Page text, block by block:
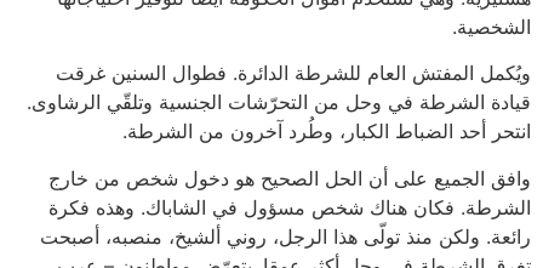
الشخصية.
ويُكمل المفتش العام للشرطة الدائرة. فطوال السنين غرقت
قيادة الشرطة في وحل من التحرّشات الجنسية وتلقّي الرشاوى.
انتحر أحد الضباط الكبار، وطُرد آخرون من الشرطة.
وافق الجميع على أن الحل الصحيح هو دخول شخص من خارج
الشرطة. فكان هناك شخص مسؤول في الشاباك. وهذه فكرة
رائعة. ولكن منذ تولّى هذا الرجل، روني ألشيخ، منصبه، أصبحت